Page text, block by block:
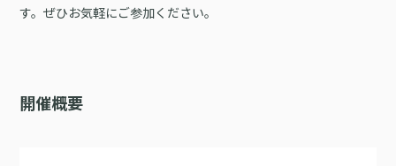
す。ぜひお気軽にご参加ください。
開催概要